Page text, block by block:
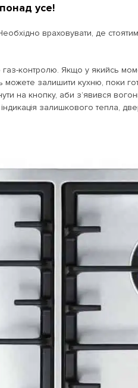
усе!
враховувати, де
контролю. Якщо у якийсь
залишити кухню, поки
на кнопку, аби з’явився
залишкового тепла,